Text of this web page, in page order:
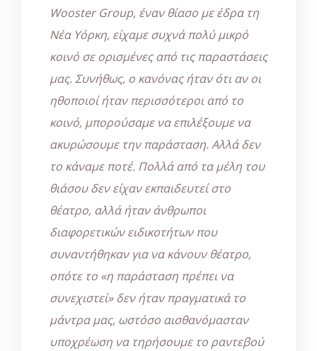
Wooster Group, έναν θίασο με έδρα τη
Νέα Υόρκη, είχαμε συχνά πολύ μικρό
κοινό σε ορισμένες από τις παραστάσεις
μας. Συνήθως, ο κανόνας ήταν ότι αν οι
ηθοποιοί ήταν περισσότεροι από το
κοινό, μπορούσαμε να επιλέξουμε να
ακυρώσουμε την παράσταση. Αλλά δεν
το κάναμε ποτέ. Πολλά από τα μέλη του
θιάσου δεν είχαν εκπαιδευτεί στο
θέατρο, αλλά ήταν άνθρωποι
διαφορετικών ειδικοτήτων που
συναντήθηκαν για να κάνουν θέατρο,
οπότε το «η παράσταση πρέπει να
συνεχιστεί» δεν ήταν πραγματικά το
μάντρα μας, ωστόσο αισθανόμασταν
υποχρέωση να τηρήσουμε το ραντεβού